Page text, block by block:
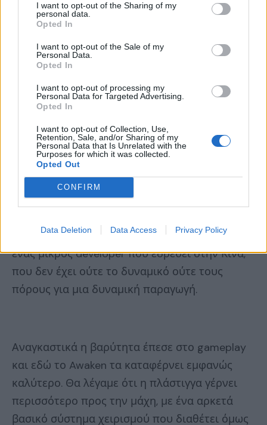
I want to opt-out of the Sharing of my
personal data.
Opted In
I want to opt-out of the Sale of my
Personal Data.
Opted In
I want to opt-out of processing my
Personal Data for Targeted Advertising.
Opted In
I want to opt-out of Collection, Use,
Retention, Sale, and/or Sharing of my
Personal Data that Is Unrelated with the
Purposes for which it was collected.
Opted Out
CONFIRM
Data Deletion Data Access Privacy Policy
οικοσύστημα των νησιών.
Είναι μια απλοϊκή ιστορία εξερεύνησης που
εστιάζει στην αντίληψη και στους
προβληματισμούς της Tania. Περνά εντελώς
απαρατήρητη και σίγουρα δεν είναι κάτι που
θα θυμάστε για καιρό, ιδιαίτερα αν
συνυπολογίσουμε την σχεδόν ολοκληρωτική
έλλειψη των voice overs και του κακού
localization που έγινε στους διαλόγους.
ελαφρυντικό, καθώς η Dark Pigeon Games είναι
ένας μικρός developer που εδρεύει στην Κίνα,
που δεν έχει ούτε το δυναμικό ούτε τους
πόρους για μια δυναμική παραγωγή.
Αναγκαστικά η βαρύτητα έπεσε στο gameplay
και εδώ το Awaken τα καταφέρνει εμφανώς
καλύτερο. Θα λέγαμε ότι η πλάστιγγα γέρνει
περισσότερο προς την μάχη, με ένα αρκετά
βασικό σύστημα χειρισμού που διαθέτει όμως